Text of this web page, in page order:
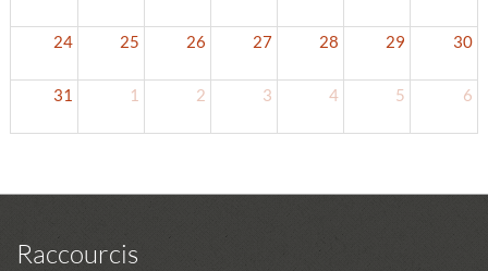
24 25 26 27 28 29 30
31 1 2 3 4 5 6
Raccourcis